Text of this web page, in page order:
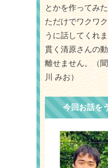
とかを作ってみ
ただけでワクワ
うに話してくれ
貫く清原さんの
離せません。（
川 みお）
今回お話を